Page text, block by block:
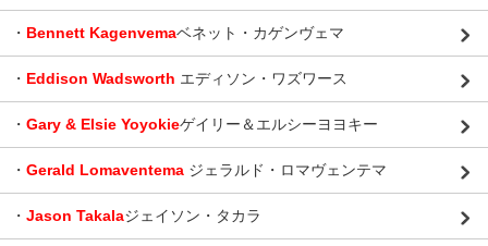
・ Bennett Kagenvemaベネット・カゲンヴェマ
・ Eddison Wadsworth エディソン・ワズワース
・ Gary & Elsie Yoyokieゲイリー＆エルシーヨヨキー
・ Gerald Lomaventema ジェラルド・ロマヴェンテマ
・ Jason Takalaジェイソン・タカラ